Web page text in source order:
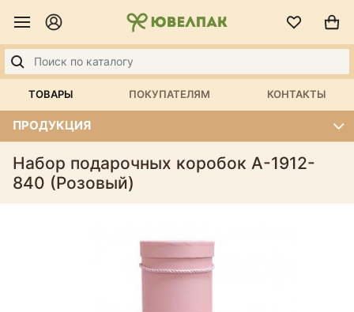
ТОВАРЫ ПОКУПАТЕЛЯМ КОНТАКТЫ
ПРОДУКЦИЯ
Набор подарочных коробок А-1912-
840 (Розовый)